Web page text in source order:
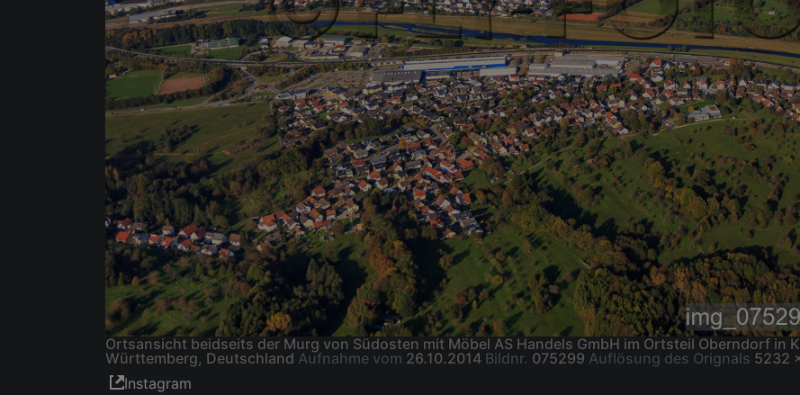
Ortsansicht beidseits der Murg von Südosten mit Möbel AS Handels GmbH im Ortsteil Oberndorf in
Württemberg, Deutschland Aufnahme vom 26.10.2014 Bildnr. 075299 Auflösung des Orignals 5232
Instagram